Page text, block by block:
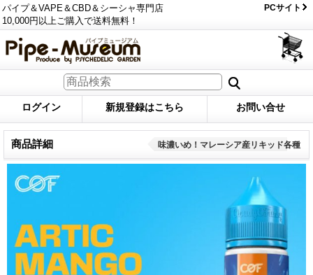
パイプ＆VAPE＆CBD＆シーシャ専門店
10,000円以上ご購入で送料無料！
PCサイト
ログイン 新規登録はこちら お問い合せ
商品詳細 味濃いめ！マレーシア産リキッド各種